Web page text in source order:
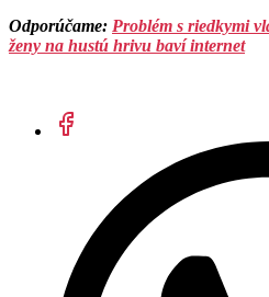
Odporúčame: Problém s riedkymi
ženy na hustú hrivu baví internet